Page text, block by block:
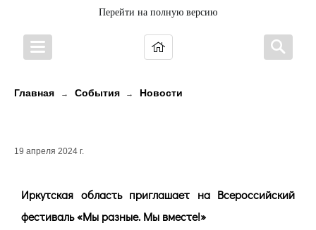
Перейти на полную версию
Главная → События → Новости
19 апреля 2024 г.
Иркутская область приглашает на Всероссийский
фестиваль «Мы разные. Мы вместе!»